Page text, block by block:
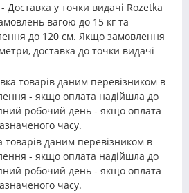
- Доставка у точки видачі Rozetka
вагою до 15 кг та
до 120 см. Якщо замовлення
доставка до точки видачі
товарів даним перевізником в
- якщо оплата надійшла до
робочий день - якщо оплата
часу.
товарів даним перевізником в
- якщо оплата надійшла до
робочий день - якщо оплата
часу.